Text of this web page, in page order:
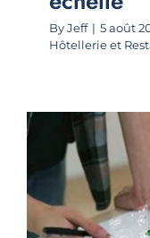
ByJeff | 5 août
Hôtellerie et